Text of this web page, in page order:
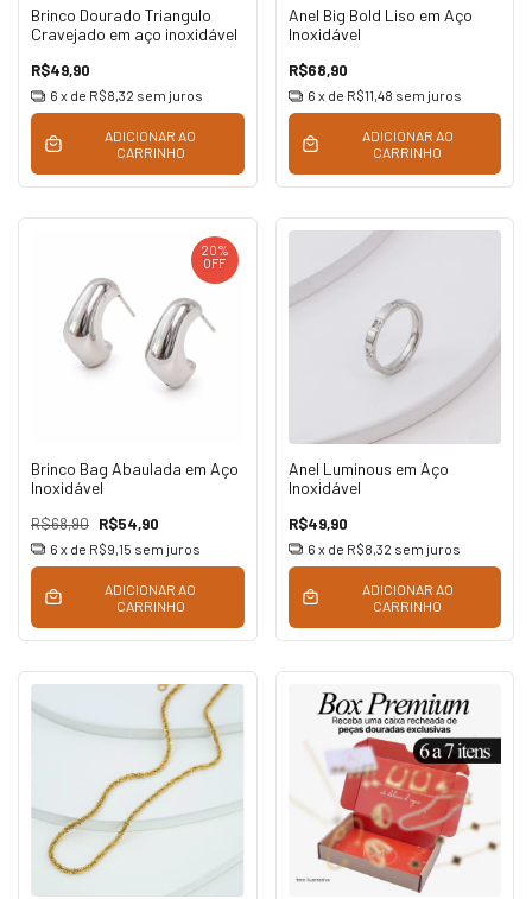
Brinco Dourado Triangulo
Cravejado em aço inoxidável
R$49,90
6 x de R$8,32 sem juros
ADICIONAR AO
CARRINHO
Anel Big Bold Liso em Aço
Inoxidável
R$68,90
6 x de R$11,48 sem juros
ADICIONAR AO
CARRINHO
20%
OFF
Brinco Bag Abaulada em Aço
Inoxidável
R$68,90 R$54,90
6 x de R$9,15 sem juros
ADICIONAR AO
CARRINHO
Anel Luminous em Aço
Inoxidável
R$49,90
6 x de R$8,32 sem juros
ADICIONAR AO
CARRINHO